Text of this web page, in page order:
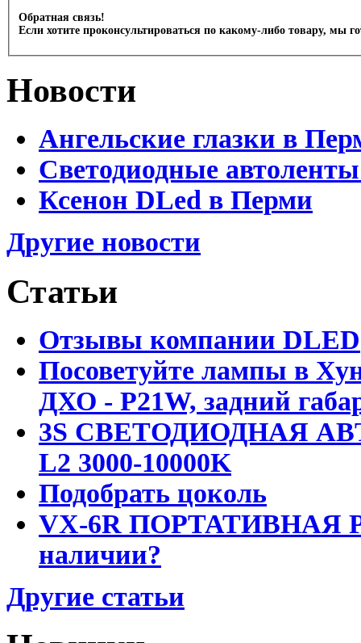
Обратная связь!
Если хотите проконсультироваться по какому-либо товару, мы
Новости
Ангельские глазки в
Светодиодные
Ксенон DLed в Перми
Другие новости
Статьи
Отзывы компании DLED
Посоветуйте лампы в
ДХО - P21W, задний
3S СВЕТОДИОДНАЯ
L2 3000-10000K
Подобрать цоколь
VX-6R ПОРТАТИВНАЯ
наличии?
Другие статьи